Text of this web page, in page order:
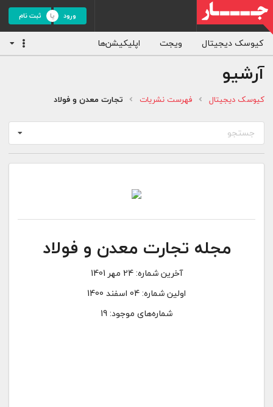
ورود ثبت نام
کیوسک دیجیتال ویجت اپلیکیشن‌ها
آرشیو
کیوسک دیجیتال فهرست نشریات تجارت معدن و فولاد
جستجو
مجله تجارت معدن و فولاد
آخرین شماره:24 مهر 1401
اولین شماره:04 اسفند 1400
شماره‌های موجود: 19